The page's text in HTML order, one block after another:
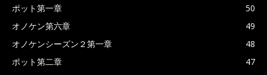
ポット第一章
50
オノケン第六章
49
オノケンシーズン２第一章
48
ポット第二章
47